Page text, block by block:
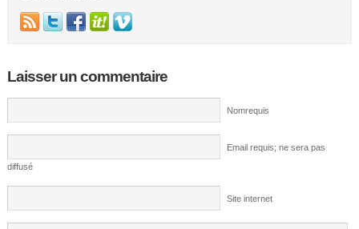
Laisser un commentaire
Nomrequis
Email requis; ne sera pas
diffusé
Site internet